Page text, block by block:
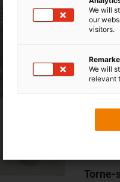
com
iglidur
►
►
Torne-
We will
our
visitors.
We will
relevant